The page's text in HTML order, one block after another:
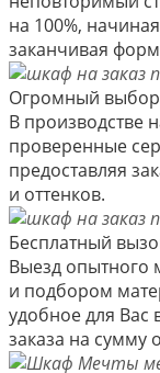
на 100%,
заканчивая
Огромный
В производстве
проверенные
предоставляя
и оттенков.
Бесплатный
Выезд опытного
и подбором
удобное для
заказа на сумму